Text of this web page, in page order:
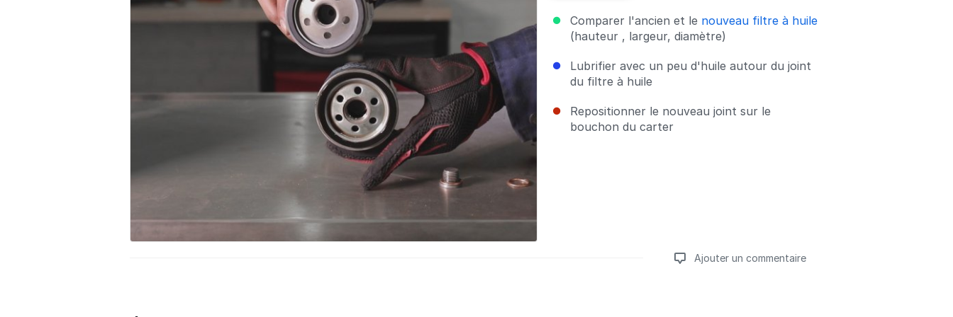
Comparer l'ancien et le nouveau filtre à huile
(hauteur , largeur, diamètre)
Lubrifier avec un peu d'huile autour du joint
du filtre à huile
Repositionner le nouveau joint sur le
bouchon du carter
Ajouter un commentaire